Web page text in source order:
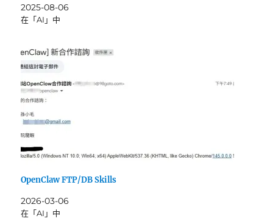
2025-08-06
在「AI」中
OpenClaw FTP/DB Skills
2026-03-06
在「AI」中